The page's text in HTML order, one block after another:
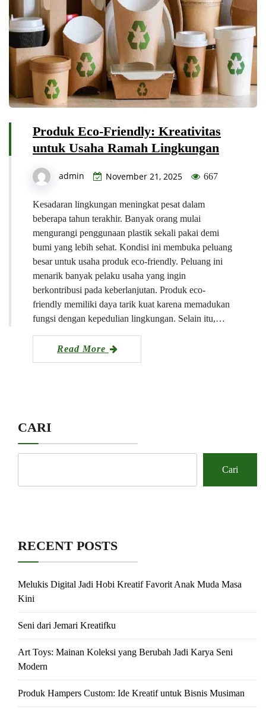
Produk Eco-Friendly: Kreativitas
untuk Usaha Ramah Lingkungan
admin November 21, 2025 667
Kesadaran lingkungan meningkat pesat dalam
beberapa tahun terakhir. Banyak orang mulai
mengurangi penggunaan plastik sekali pakai demi
bumi yang lebih sehat. Kondisi ini membuka peluang
besar untuk usaha produk eco-friendly. Peluang ini
menarik banyak pelaku usaha yang ingin
berkontribusi pada keberlanjutan. Produk eco-
friendly memiliki daya tarik kuat karena memadukan
fungsi dengan kepedulian lingkungan. Selain itu,…
Read More
CARI
Cari
RECENT POSTS
Melukis Digital Jadi Hobi Kreatif Favorit Anak Muda Masa
Kini
Seni dari Jemari Kreatifku
Art Toys: Mainan Koleksi yang Berubah Jadi Karya Seni
Modern
Produk Hampers Custom: Ide Kreatif untuk Bisnis Musiman